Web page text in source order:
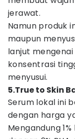
jerawat.
Namun produk
maupun
lanjut
konsentrasi
menyusui.
5.True to Skin
Serum lokal ini
dengan harga
Mengandung